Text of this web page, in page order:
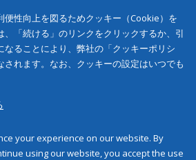
便性向上を図るためクッキー（Cookie）を
「続ける」のリンクをクリックするか、引
なることにより、弊社の「クッキーポリシ
されます。なお、クッキーの設定はいつでも
your experience on our website. By
using our website, you accept the use